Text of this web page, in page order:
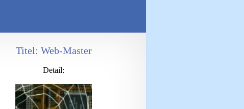
Titel: Web-Master
Detail: